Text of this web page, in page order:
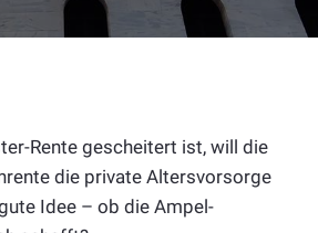
Rente gescheitert ist, will die
die private Altersvorsorge
Idee – ob die Ampel-